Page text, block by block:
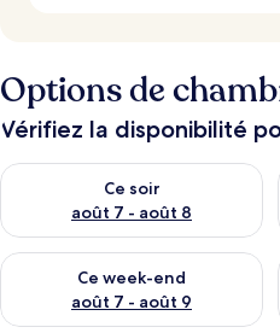
Options de
Vérifiez la disponibilité
Ce soir
août 7 - août 8
Vérifier la disponibilité pour ce
Ce week-end
août 7 - août 9
Vérifier la disponibilité pour ce